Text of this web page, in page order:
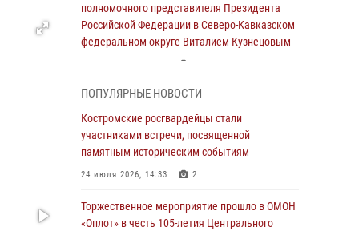
полномочного представителя Президента
Российской Федерации в Северо-Кавказском
федеральном округе Виталием Кузнецовым
Росгвардейцы знакомят костромичей со
службой в ведомстве
31 июля 2026, 06:48 1
Костромские дошкольники стали
организованных военнослужащими и
сотрудниками Управления Росгвардии
ПОПУЛЯРНЫЕ НОВОСТИ
Костромские росгвардейцы стали
участниками встречи, посвященной
памятным историческим событиям
24 июля 2026, 14:33 2
Торжественное мероприятие прошло в ОМОН
«Оплот» в честь 105-летия Центрального